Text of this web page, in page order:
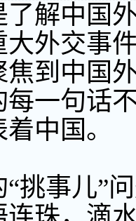
解中国
外交事
到中国
一句话
中国。
挑事儿”